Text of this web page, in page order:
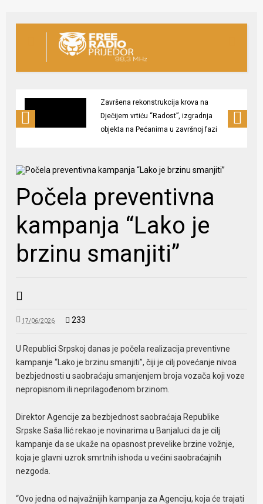
Završena rekonstrukcija krova na
Dječijem vrtiću “Radost”, izgradnja
objekta na Pećanima u završnoj fazi
Počela preventivna
kampanja “Lako je
brzinu smanjiti”
17/06/2026 233
U Republici Srpskoj danas je počela realizacija preventivne
kampanje “Lako je brzinu smanjiti”, čiji je cilj povećanje nivoa
bezbjednosti u saobraćaju smanjenjem broja vozača koji voze
nepropisnom ili neprilagođenom brzinom.
Direktor Agencije za bezbjednost saobraćaja Republike
Srpske Saša Ilić rekao je novinarima u Banjaluci da je cilj
kampanje da se ukaže na opasnost prevelike brzine vožnje,
koja je glavni uzrok smrtnih ishoda u većini saobraćajnih
nezgoda.
“Ovo jedna od najvažnijih kampanja za Agenciju, koja će trajati